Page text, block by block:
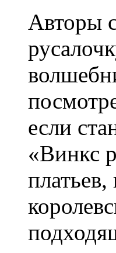
Авторы
если
«Винкс